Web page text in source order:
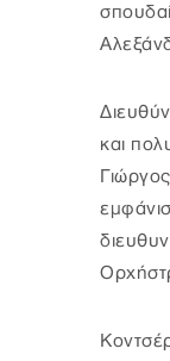
και